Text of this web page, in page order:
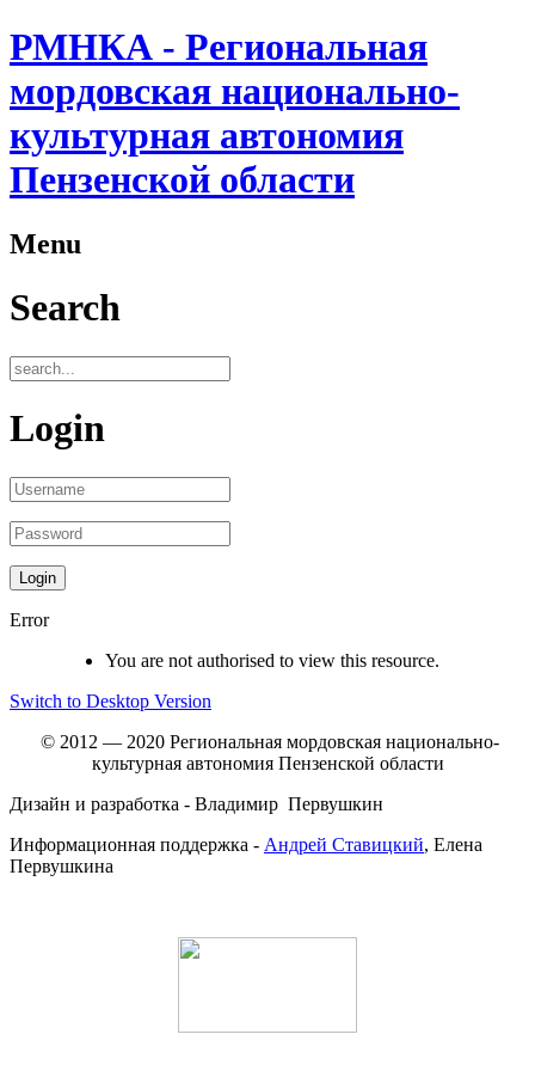
РМНКА - Региональная
мордовская национально-
культурная автономия
Пензенской области
Menu
Search
Login
Error
You are not authorised to view this resource.
Switch to Desktop Version
© 2012 — 2020 Региональная мордовская национально-
культурная автономия Пензенской области
Дизайн и разработка - Владимир Первушкин
Информационная поддержка - Андрей Ставицкий, Елена
Первушкина